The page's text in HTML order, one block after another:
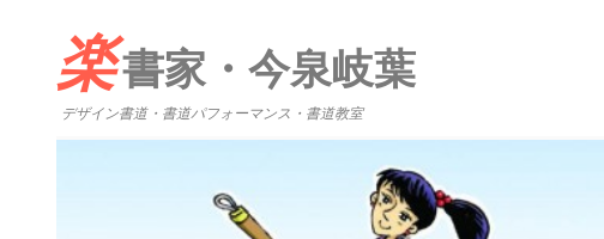
楽書家・今泉岐葉
デザイン書道・書道パフォーマンス・書道教室